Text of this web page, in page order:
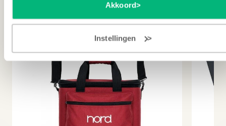
Akkoord
Instellingen
NORD SERVICE CENTER